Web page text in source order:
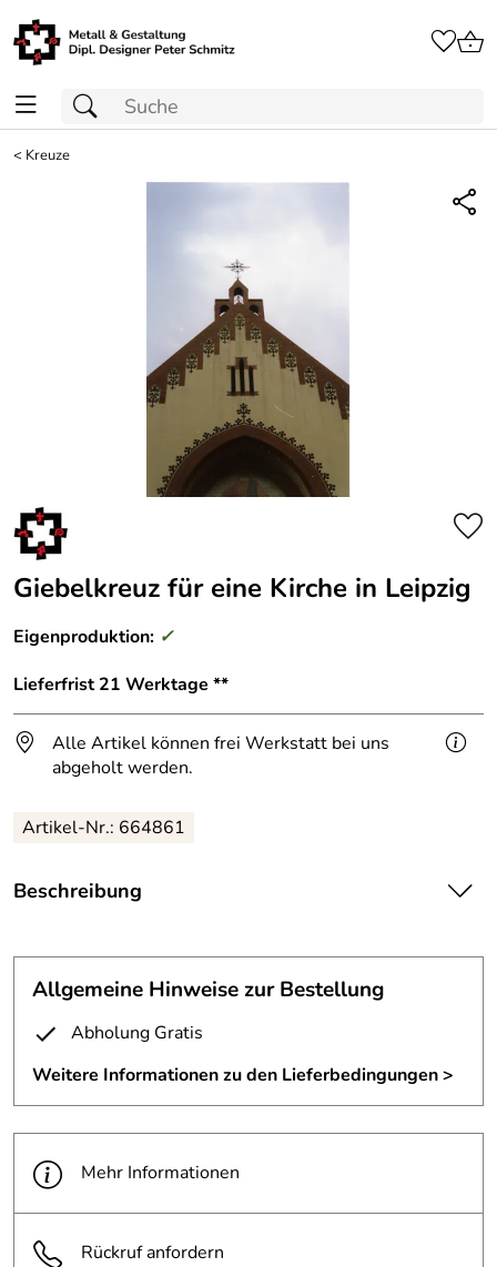
< Kreuze
Giebelkreuz für eine Kirche in Leipzig
Eigenproduktion: ✓
Lieferfrist 21 Werktage **
Alle Artikel können frei Werkstatt bei uns
abgeholt werden.
Artikel-Nr.: 664861
Beschreibung
Allgemeine Hinweise zur Bestellung
Abholung Gratis
Weitere Informationen zu den Lieferbedingungen >
Mehr Informationen
Rückruf anfordern